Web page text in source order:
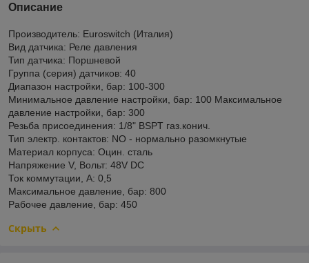
Описание
Производитель: Euroswitch (Италия)
Вид датчика: Реле давления
Тип датчика: Поршневой
Группа (серия) датчиков: 40
Диапазон настройки, бар: 100-300
Минимальное давление настройки, бар: 100 Максимальное
давление настройки, бар: 300
Резьба присоединения: 1/8" BSPT газ.конич.
Тип электр. контактов: NO - нормально разомкнутые
Материал корпуса: Оцин. сталь
Напряжение V, Вольт: 48V DC
Ток коммутации, А: 0,5
Максимальное давление, бар: 800
Рабочее давление, бар: 450
Скрыть